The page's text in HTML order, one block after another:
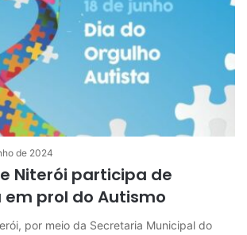
de 2024
Niterói participa de
prol do Autismo
por meio da Secretaria Municipal do